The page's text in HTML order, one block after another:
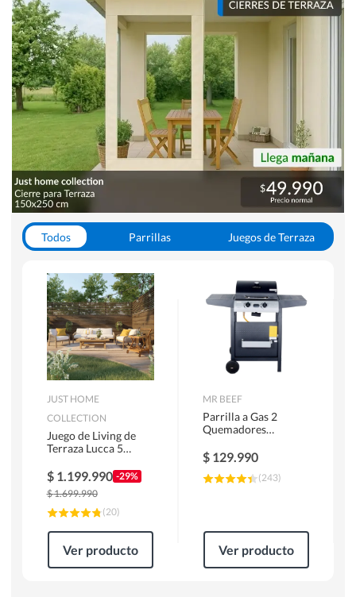
Todos Parrillas
Juegos de Terraza
JUST HOME
COLLECTION
Juego de Living de
Terraza Lucca 5
$ 1.199.990 -29%
$1.699.990
(20)
Ver producto
MR BEEF
Parrilla a Gas 2
Quemadores
$ 129.990
(243)
Ver producto